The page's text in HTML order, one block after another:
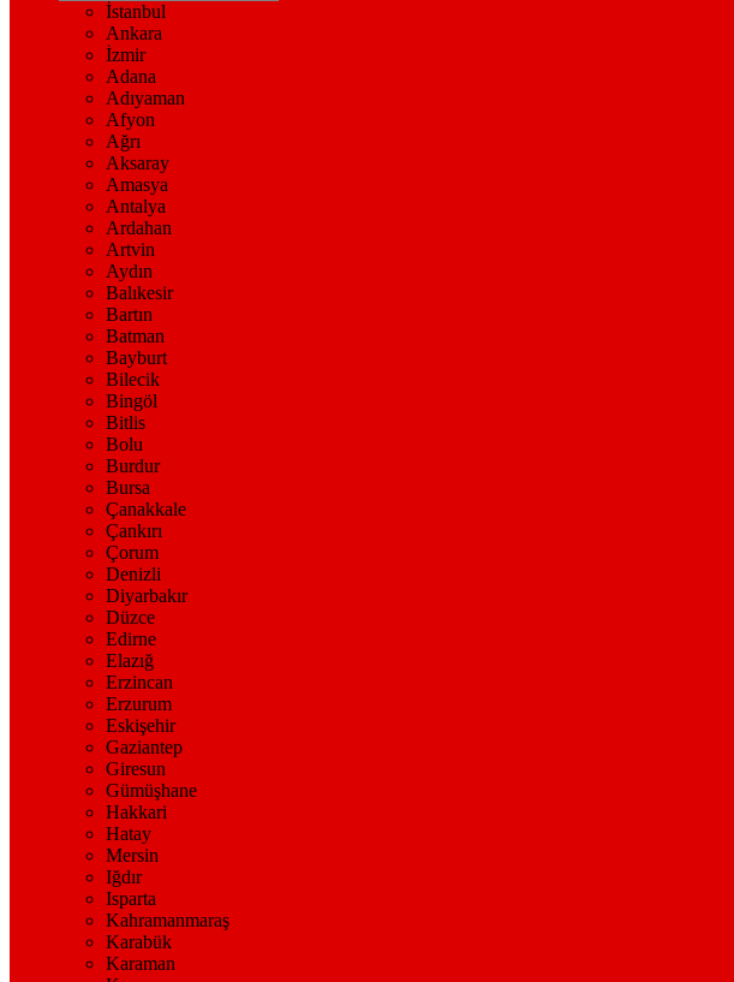
İstanbul
Ankara
İzmir
Adana
Adıyaman
Afyon
Ağrı
Aksaray
Amasya
Antalya
Ardahan
Artvin
Aydın
Balıkesir
Bartın
Batman
Bayburt
Bilecik
Bingöl
Bitlis
Bolu
Burdur
Bursa
Çanakkale
Çankırı
Çorum
Denizli
Diyarbakır
Düzce
Edirne
Elazığ
Erzincan
Erzurum
Eskişehir
Gaziantep
Giresun
Gümüşhane
Hakkari
Hatay
Mersin
Iğdır
Isparta
Kahramanmaraş
Karabük
Karaman